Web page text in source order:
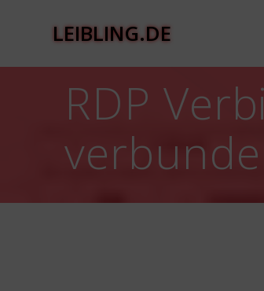
LEIBLING.DE
RDP